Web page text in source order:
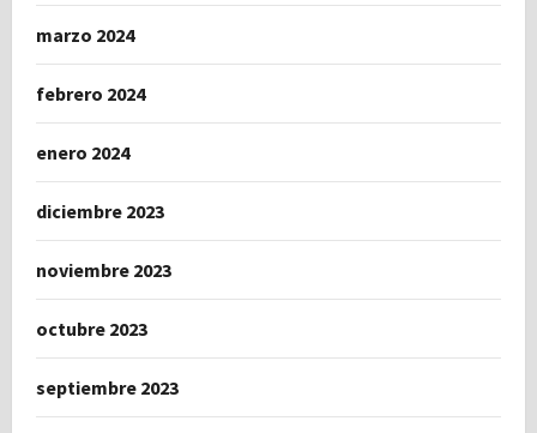
marzo 2024
febrero 2024
enero 2024
diciembre 2023
noviembre 2023
octubre 2023
septiembre 2023